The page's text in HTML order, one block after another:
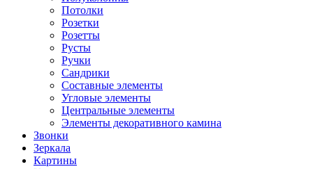
Потолки
Розетки
Розетты
Русты
Ручки
Сандрики
Составные элементы
Угловые элементы
Центральные элементы
Элементы декоративного камина
Звонки
Зеркала
Картины